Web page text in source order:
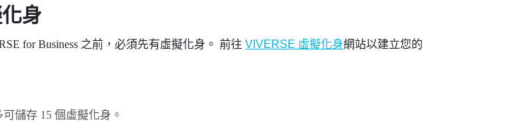
身
for Business之前，必須先有虛擬化身。 前往 VIVERSE 虛擬化身網站以建立您的
儲存 15 個虛擬化身。